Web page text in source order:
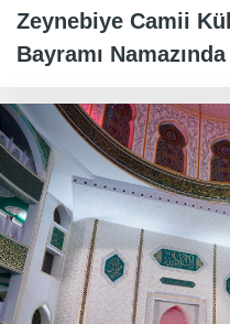
Zeynebiye Camii
Bayramı